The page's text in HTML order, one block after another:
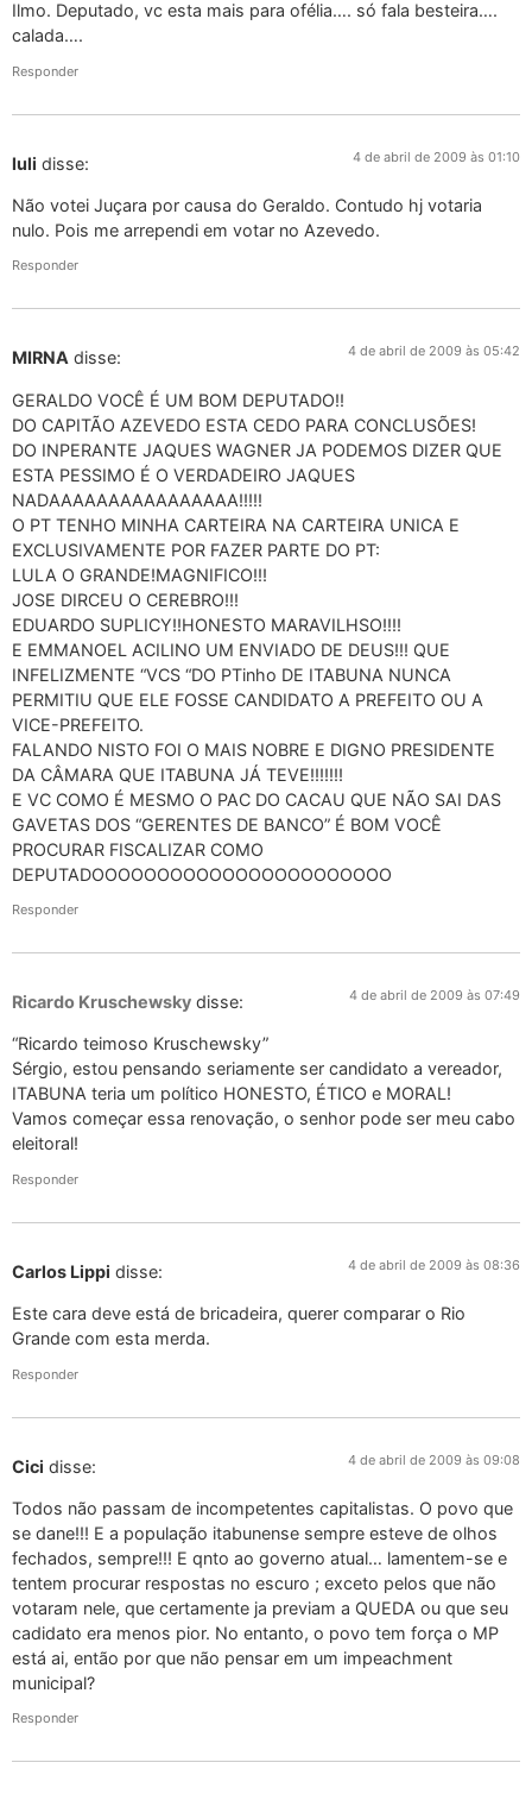
Ilmo. Deputado, vc esta mais para ofélia…. só fala besteira….
calada….
Responder
luli disse: 4 de abril de 2009 às 01:10
Não votei Juçara por causa do Geraldo. Contudo hj votaria
nulo. Pois me arrependi em votar no Azevedo.
Responder
MIRNA disse: 4 de abril de 2009 às 05:42
GERALDO VOCÊ É UM BOM DEPUTADO!!
DO CAPITÃO AZEVEDO ESTA CEDO PARA CONCLUSÕES!
DO INPERANTE JAQUES WAGNER JA PODEMOS DIZER QUE
ESTA PESSIMO É O VERDADEIRO JAQUES
NADAAAAAAAAAAAAAAAA!!!!!
O PT TENHO MINHA CARTEIRA NA CARTEIRA UNICA E
EXCLUSIVAMENTE POR FAZER PARTE DO PT:
LULA O GRANDE!MAGNIFICO!!!
JOSE DIRCEU O CEREBRO!!!
EDUARDO SUPLICY!!HONESTO MARAVILHSO!!!!
E EMMANOEL ACILINO UM ENVIADO DE DEUS!!! QUE
INFELIZMENTE “VCS “DO PTinho DE ITABUNA NUNCA
PERMITIU QUE ELE FOSSE CANDIDATO A PREFEITO OU A
VICE-PREFEITO.
FALANDO NISTO FOI O MAIS NOBRE E DIGNO PRESIDENTE
DA CÂMARA QUE ITABUNA JÁ TEVE!!!!!!!
E VC COMO É MESMO O PAC DO CACAU QUE NÃO SAI DAS
GAVETAS DOS “GERENTES DE BANCO” É BOM VOCÊ
PROCURAR FISCALIZAR COMO
DEPUTADOOOOOOOOOOOOOOOOOOOOOOO
Responder
Ricardo Kruschewsky disse: 4 de abril de 2009 às 07:49
“Ricardo teimoso Kruschewsky”
Sérgio, estou pensando seriamente ser candidato a vereador,
ITABUNA teria um político HONESTO, ÉTICO e MORAL!
Vamos começar essa renovação, o senhor pode ser meu cabo
eleitoral!
Responder
Carlos Lippi disse: 4 de abril de 2009 às 08:36
Este cara deve está de bricadeira, querer comparar o Rio
Grande com esta merda.
Responder
Cici disse: 4 de abril de 2009 às 09:08
Todos não passam de incompetentes capitalistas. O povo que
se dane!!! E a população itabunense sempre esteve de olhos
fechados, sempre!!! E qnto ao governo atual… lamentem-se e
tentem procurar respostas no escuro ; exceto pelos que não
votaram nele, que certamente ja previam a QUEDA ou que seu
cadidato era menos pior. No entanto, o povo tem força o MP
está ai, então por que não pensar em um impeachment
municipal?
Responder